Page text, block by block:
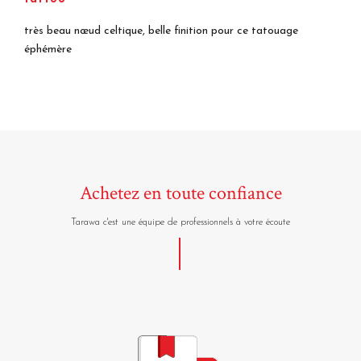
très beau nœud celtique, belle finition pour ce tatouage
éphémère
Achetez en toute confiance
Tarawa c'est une équipe de professionnels à votre écoute